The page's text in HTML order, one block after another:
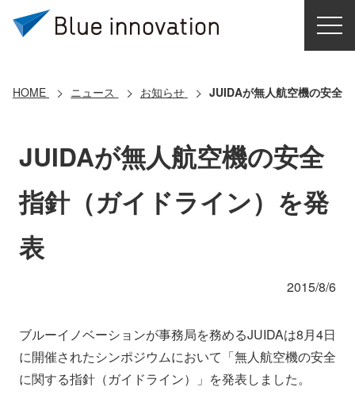
導入事例
コアテクノロジー
会社情報 ニュース
HOME ニュース お知らせ JUIDAが無人航空機の安全
JUIDAが無人航空機の安全
指針（ガイドライン）を発
表
2015/8/6
ブルーイノベーションが事務局を務めるJUIDAは8月4日
に開催されたシンポジウムにおいて「無人航空機の安全
に関する指針（ガイドライン）」を発表しました。